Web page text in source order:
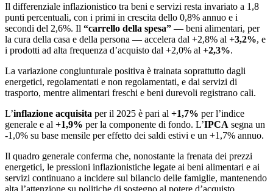
Il differenziale inflazionistico tra beni e servizi resta invariato a 1,8
punti percentuali, con i primi in crescita dello 0,8% annuo e i
secondi del 2,6%. Il “carrello della spesa” — beni alimentari, per
la cura della casa e della persona — accelera dal +2,8% al +3,2%, e
i prodotti ad alta frequenza d’acquisto dal +2,0% al +2,3%.
La variazione congiunturale positiva è trainata soprattutto dagli
energetici, regolamentati e non regolamentati, e dai servizi di
trasporto, mentre alimentari freschi e beni durevoli registrano cali.
L’inflazione acquisita per il 2025 è pari al +1,7% per l’indice
generale e al +1,9% per la componente di fondo. L’IPCA segna un
-1,0% su base mensile per effetto dei saldi estivi e un +1,7% annuo.
Il quadro generale conferma che, nonostante la frenata dei prezzi
energetici, le pressioni inflazionistiche legate ai beni alimentari e ai
servizi continuano a incidere sul bilancio delle famiglie, mantenendo
alta l’attenzione su politiche di sostegno al potere d’acquisto.